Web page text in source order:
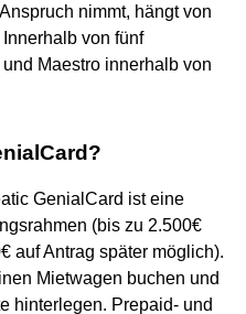
nimmt, hängt von
von fünf
Maestro innerhalb von
GenialCard ist eine
(bis zu 2.500€
auf Antrag später möglich).
Mietwagen buchen und
hinterlegen. Prepaid- und